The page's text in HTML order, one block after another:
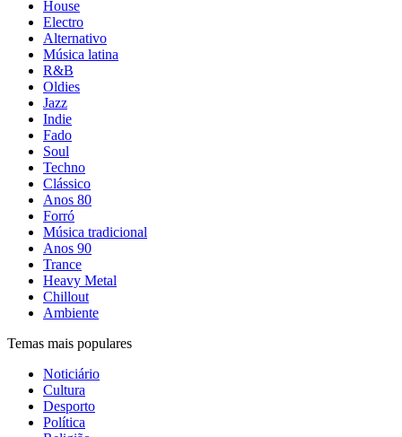
House
Electro
Alternativo
Música latina
R&B
Oldies
Jazz
Indie
Fado
Soul
Techno
Clássico
Anos 80
Forró
Música tradicional
Anos 90
Trance
Heavy Metal
Chillout
Ambiente
Temas mais populares
Noticiário
Cultura
Desporto
Política